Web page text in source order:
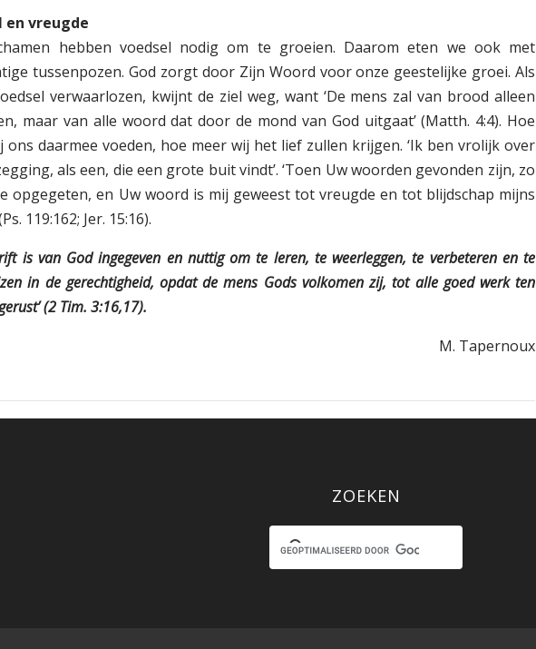
en vreugde
hebben voedsel nodig om te groeien. Daarom eten we ook met
tussenpozen. God zorgt door Zijn Woord voor onze geestelijke groei. Als
verwaarlozen, kwijnt de ziel weg, want ‘De mens zal van brood alleen
maar van alle woord dat door de mond van God uitgaat’ (Matth. 4:4). Hoe
ons daarmee voeden, hoe meer wij het lief zullen krijgen. ‘Ik ben vrolijk over
als een, die een grote buit vindt’. ‘Toen Uw woorden gevonden zijn, zo
opgegeten, en Uw woord is mij geweest tot vreugde en tot blijdschap mijns
119:162; Jer. 15:16).
is van God ingegeven en nuttig om te leren, te weerleggen, te verbeteren en te
in de gerechtigheid, opdat de mens Gods volkomen zij, tot alle goed werk ten
(2 Tim. 3:16,17).
M. Tapernoux
ZOEKEN